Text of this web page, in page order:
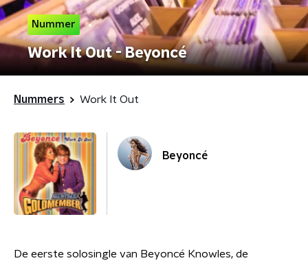
Nummer
Work It Out - Beyoncé
Nummers Work It Out
Beyoncé
De eerste solosingle van Beyoncé Knowles, de